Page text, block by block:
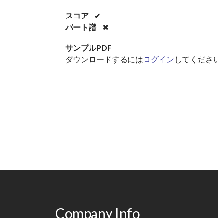
スコア
✔
パート譜
✖
サンプルPDF
ダウンロードするには ログイン してくださ
Company Info